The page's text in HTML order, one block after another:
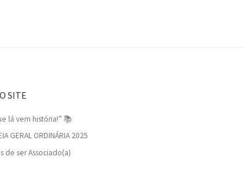
SITE
lá vem história!” 📚
GERAL ORDINÁRIA 2025
de ser Associado(a)